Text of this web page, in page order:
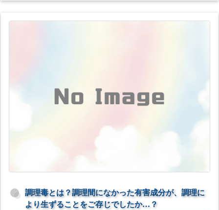
調理毒とは？調理間になかった有害成分が、調理に
より生ずることをご存じでしたか…？